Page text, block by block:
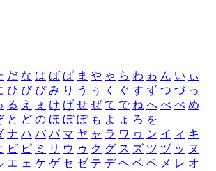
だ な は ば ぱ ま や ゃ ら わ ゎ ん い ぃ
ひ び ぴ み り う ぅ く ぐ す ず つ づ っ
る え ぇ け げ せ ぜ て で ね へ べ ぺ め
と ど の ほ ぼ ぽ も よ ょ ろ を
ナ ハ バ パ マ ヤ ャ ラ ワ ヮ ン イ ィ キ
ビ ピ ミ リ ウ ゥ ク グ ス ズ ツ ヅ ッ ヌ
エ ェ ケ ゲ セ ゼ テ デ ヘ ベ ペ メ レ オ